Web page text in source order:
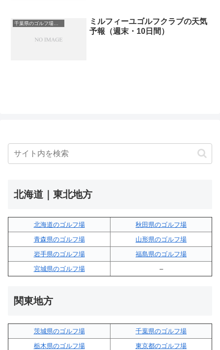
千葉県のゴルフ場一覧｜距離が長い・広いゴルフ場ランキング
ミルフィーユゴルフクラブの天気
予報（週末・10日間）
北海道｜東北地方
北海道のゴルフ場
秋田県のゴルフ場
青森県のゴルフ場
山形県のゴルフ場
岩手県のゴルフ場
福島県のゴルフ場
宮城県のゴルフ場
–
関東地方
茨城県のゴルフ場
千葉県のゴルフ場
栃木県のゴルフ場
東京都のゴルフ場